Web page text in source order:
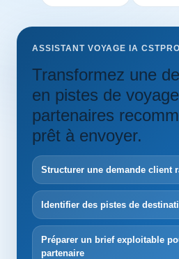
ASSISTANT VOYAGE IA
Transformez une
en pistes de
partenaires
prêt à envoyer.
Structurer une demande client
Identifier des pistes de
Préparer un brief exploitable
partenaire